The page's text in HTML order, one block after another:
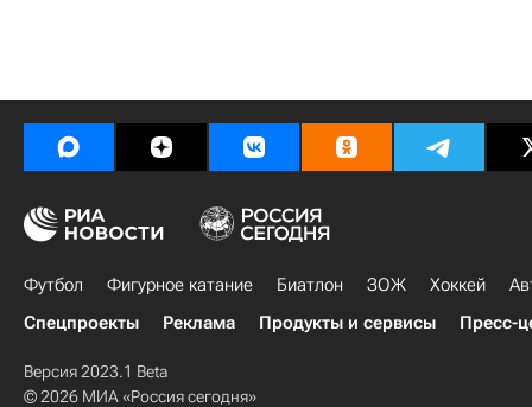
Футбол Фигурное катание Биатлон ЗОЖ Хоккей
Спецпроекты
Реклама Продукты и сервисы Пресс-
Версия 2023.1 Beta
© 2026 МИА «Россия сегодня»